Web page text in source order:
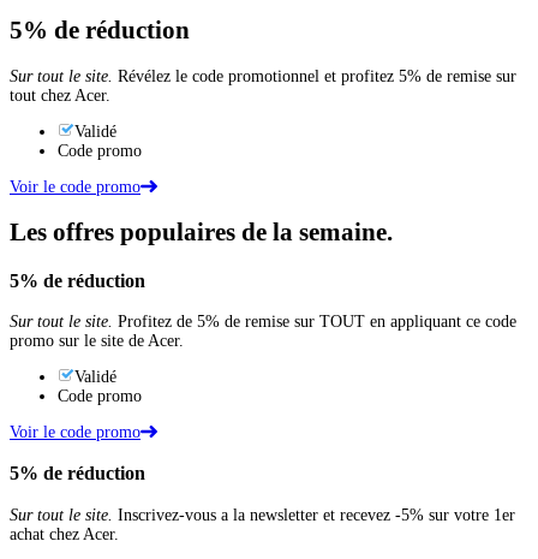
5% de réduction
Sur tout le site. Révélez le code promotionnel et profitez 5% de remise sur
tout chez Acer.
Validé
Code promo
Voir le code promo
Les offres populaires de la semaine.
5% de réduction
Sur tout le site. Profitez de 5% de remise sur TOUT en appliquant ce code
promo sur le site de Acer.
Validé
Code promo
Voir le code promo
5% de réduction
Sur tout le site. Inscrivez-vous a la newsletter et recevez -5% sur votre 1er
achat chez Acer.